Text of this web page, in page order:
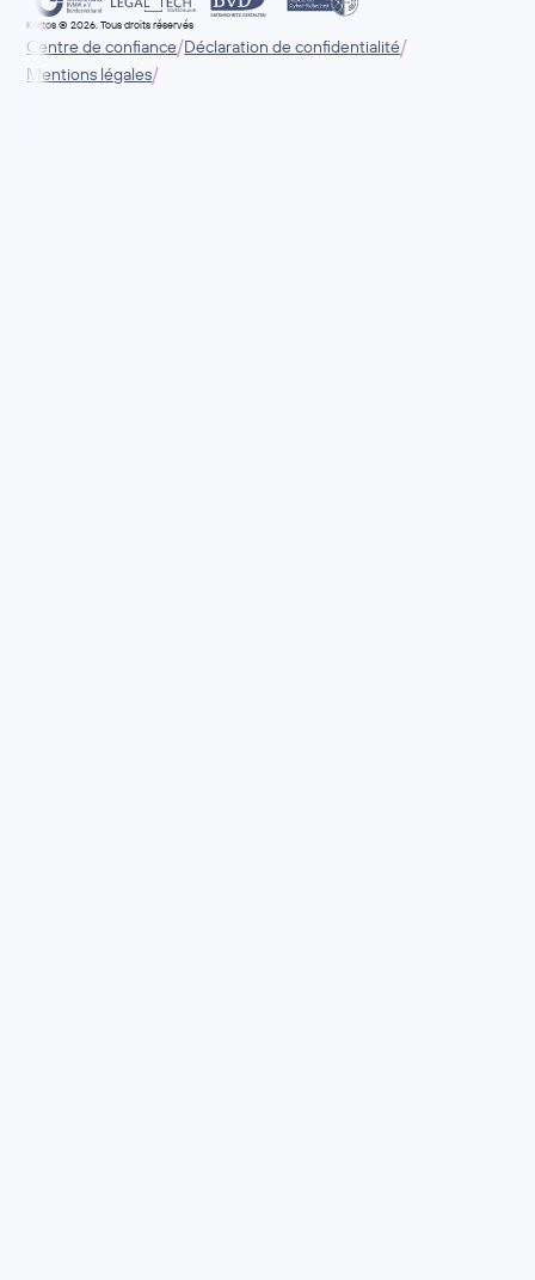
Kertos © 2026. Tous droits réservés
Centre de confiance/Déclaration de confidentialité/
Mentions légales/